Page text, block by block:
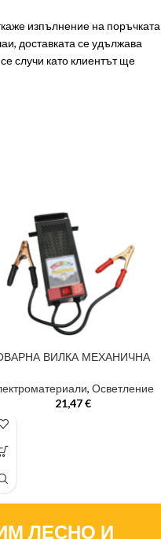
изпълнение на поръчката
доставката се удължава
случи като клиентът ще
ВИЛКА МЕХАНИЧНА
, Осветление
21,47€
ЛЕСНО И